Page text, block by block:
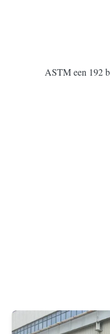
ASTM een 192